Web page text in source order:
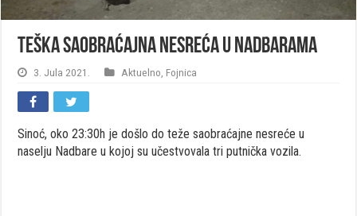
Teška saobraćajna nesreća u Nadbarama
3. Jula 2021. Aktuelno Fojnica
Sinoć, oko 23:30h je došlo do teže saobraćajne nesreće u
naselju Nadbare u kojoj su učestvovala tri putnička vozila.